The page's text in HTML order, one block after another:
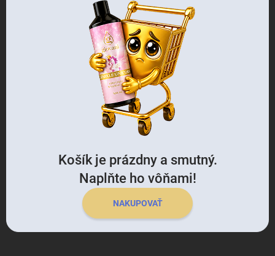
Košík je prázdny a smutný.
Naplňte ho vôňami!
NAKUPOVAŤ